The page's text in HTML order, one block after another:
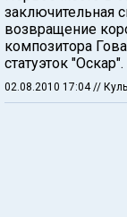
заключительная
возвращение
композитора
статуэток "Оскар".
02.08.2010 17:04 //